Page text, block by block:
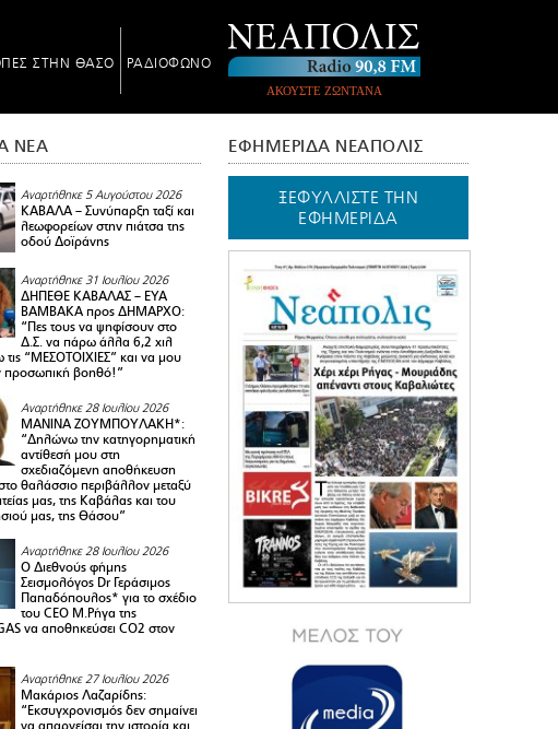
ΣΤΗΝ ΘΑΣΟ ΡΑΔΙΟΦΩΝΟ
ΑΚΟΥΣΤΕ ΖΩΝΤΑΝΑ
ΝΕΑ
Αναρτήθηκε 5 Αυγούστου 2026
ΚΑΒΑΛΑ – Συνύπαρξη ταξί και
λεωφορείων στην πιάτσα της
οδού Δοϊράνης
Αναρτήθηκε 31 Ιουλίου 2026
ΔΗΠΕΘΕ ΚΑΒΑΛΑΣ – ΕΥΑ
ΒΑΜΒΑΚΑ προς ΔΗΜΑΡΧΟ:
“Πες τους να ψηφίσουν στο
Δ.Σ. να πάρω άλλα 6,2 χιλ
“ΜΕΣΟΤΟΙΧΙΕΣ” και να μου
προσωπική βοηθό!”
Αναρτήθηκε 28 Ιουλίου 2026
ΜΑΝΙΝΑ ΖΟΥΜΠΟΥΛΑΚΗ*:
“Δηλώνω την κατηγορηματική
αντίθεσή μου στη
σχεδιαζόμενη αποθήκευση
θαλάσσιο περιβάλλον μεταξύ
μας, της Καβάλας και του
μας, της Θάσου”
Αναρτήθηκε 28 Ιουλίου 2026
Ο Διεθνούς φήμης
Σεισμολόγος Dr Γεράσιμος
Παπαδόπουλος* για το σχέδιο
του CEO M.Ρήγα της
να αποθηκεύσει CO2 στον
Αναρτήθηκε 27 Ιουλίου 2026
Μακάριος Λαζαρίδης:
“Εκσυγχρονισμός δεν σημαίνει
να απαρνείσαι την ιστορία και
ΕΦΗΜΕΡΙΔΑ ΝΕΑΠΟΛΙΣ
ΞΕΦΥΛΛΙΣΤΕ ΤΗΝ
ΕΦΗΜΕΡΙΔΑ